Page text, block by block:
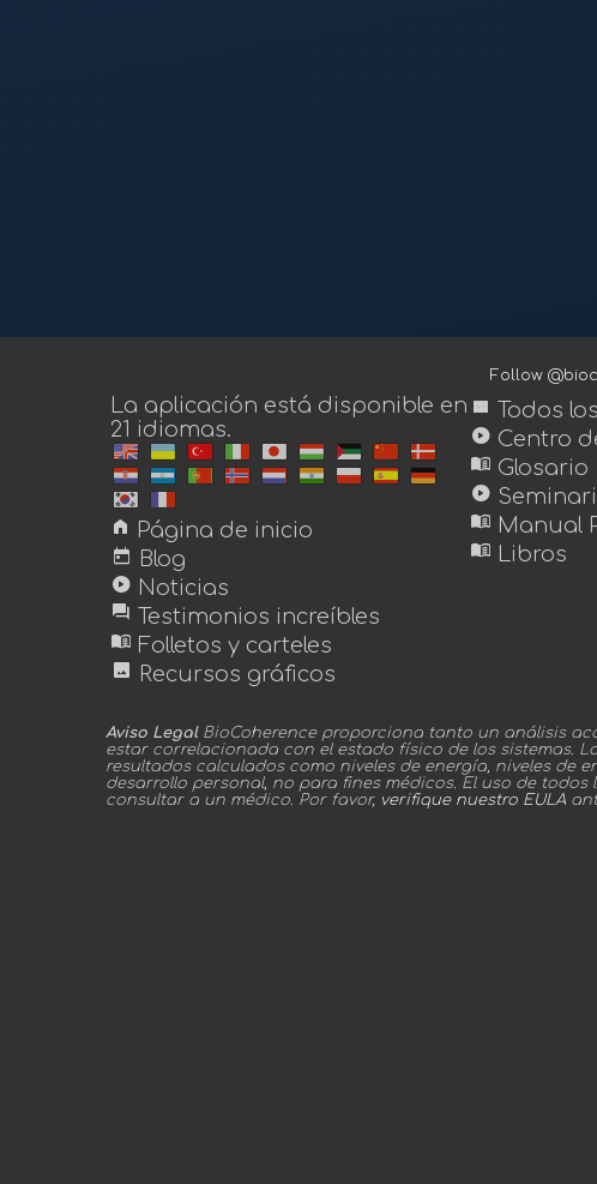
Follow
La aplicación está disponible en
21 idiomas.
home Página de inicio
today Blog
play_circle Noticias
forum Testimonios increíbles
menu_book Folletos y carteles
image Recursos gráficos
view_module Todos
play_circle Centro
menu_book Glosario
play_circle
menu_book Manual
menu_book Libros
Aviso LegalBioCoherence proporciona tanto un análisis
estar correlacionada con el estado físico de los sistemas.
resultados calculados como niveles de energía, niveles
desarrollo personal, no para fines médicos. El uso de
consultar a un médico. Por favor, verifique nuestro EULA